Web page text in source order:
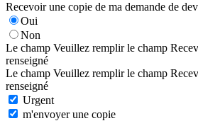
Recevoir une copie de ma demande de
Oui
Non
Le champ Veuillez remplir le champ
renseigné
Le champ Veuillez remplir le champ
renseigné
Urgent
m'envoyer une copie